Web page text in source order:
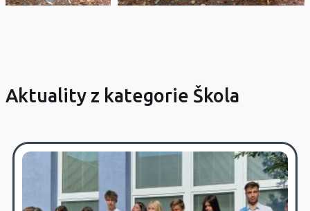
Aktuality z kategorie Škola